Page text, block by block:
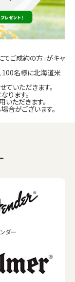
てご成約の方」がキャ
100名様に北海道米
いただきます。
ります。
いただきます。
合がございます。
ダー